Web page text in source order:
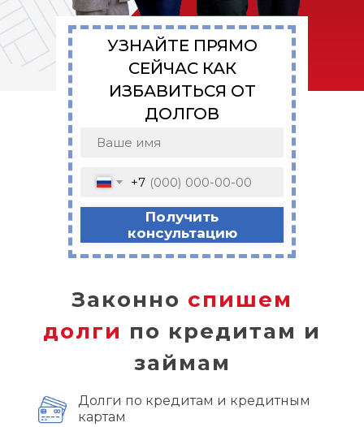
+7
Получить
консультацию
УЗНАЙТЕ ПРЯМО
СЕЙЧАС КАК
ИЗБАВИТЬСЯ ОТ
ДОЛГОВ
Долги по кредитам и кредитным
картам
Законно спишем
долги по кредитам и
займам